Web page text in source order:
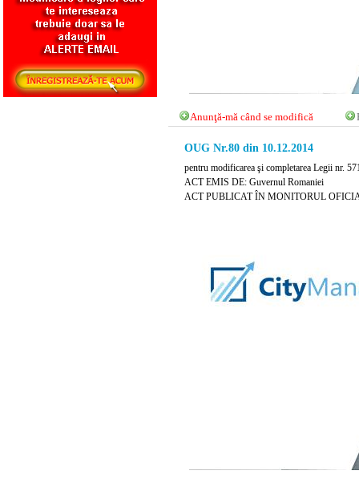
Anunţă-mă când se modifică
OUG Nr.80 din 10.12.2014
pentru modificarea şi completarea Legii nr.
ACT EMIS DE: Guvernul Romaniei
ACT PUBLICAT ÎN MONITORUL